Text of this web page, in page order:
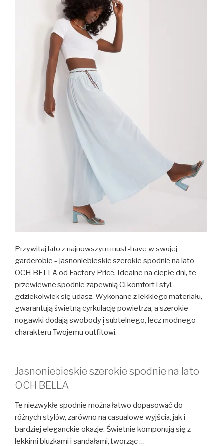
Przywitaj lato z najnowszym must-have w swojej
garderobie – jasnoniebieskie szerokie spodnie na lato
OCH BELLA od Factory Price. Idealne na ciepłe dni, te
przewiewne spodnie zapewnią Ci komforti styl,
gdziekolwiek się udasz. Wykonane z lekkiego materiału,
gwarantują świetną cyrkulację powietrza, a szerokie
nogawki dodają swobodyi subtelnego, lecz modnego
charakteru Twojemu outfitowi.
Jasnoniebieskie szerokie spodnie na lato
OCH BELLA
Te niezwykłe spodnie można łatwo dopasować do
różnych stylów, zarówno na casualowe wyjścia, jak i
bardziej eleganckie okazje. Świetnie komponują się z
lekkimi bluzkami i sandałami, tworząc …